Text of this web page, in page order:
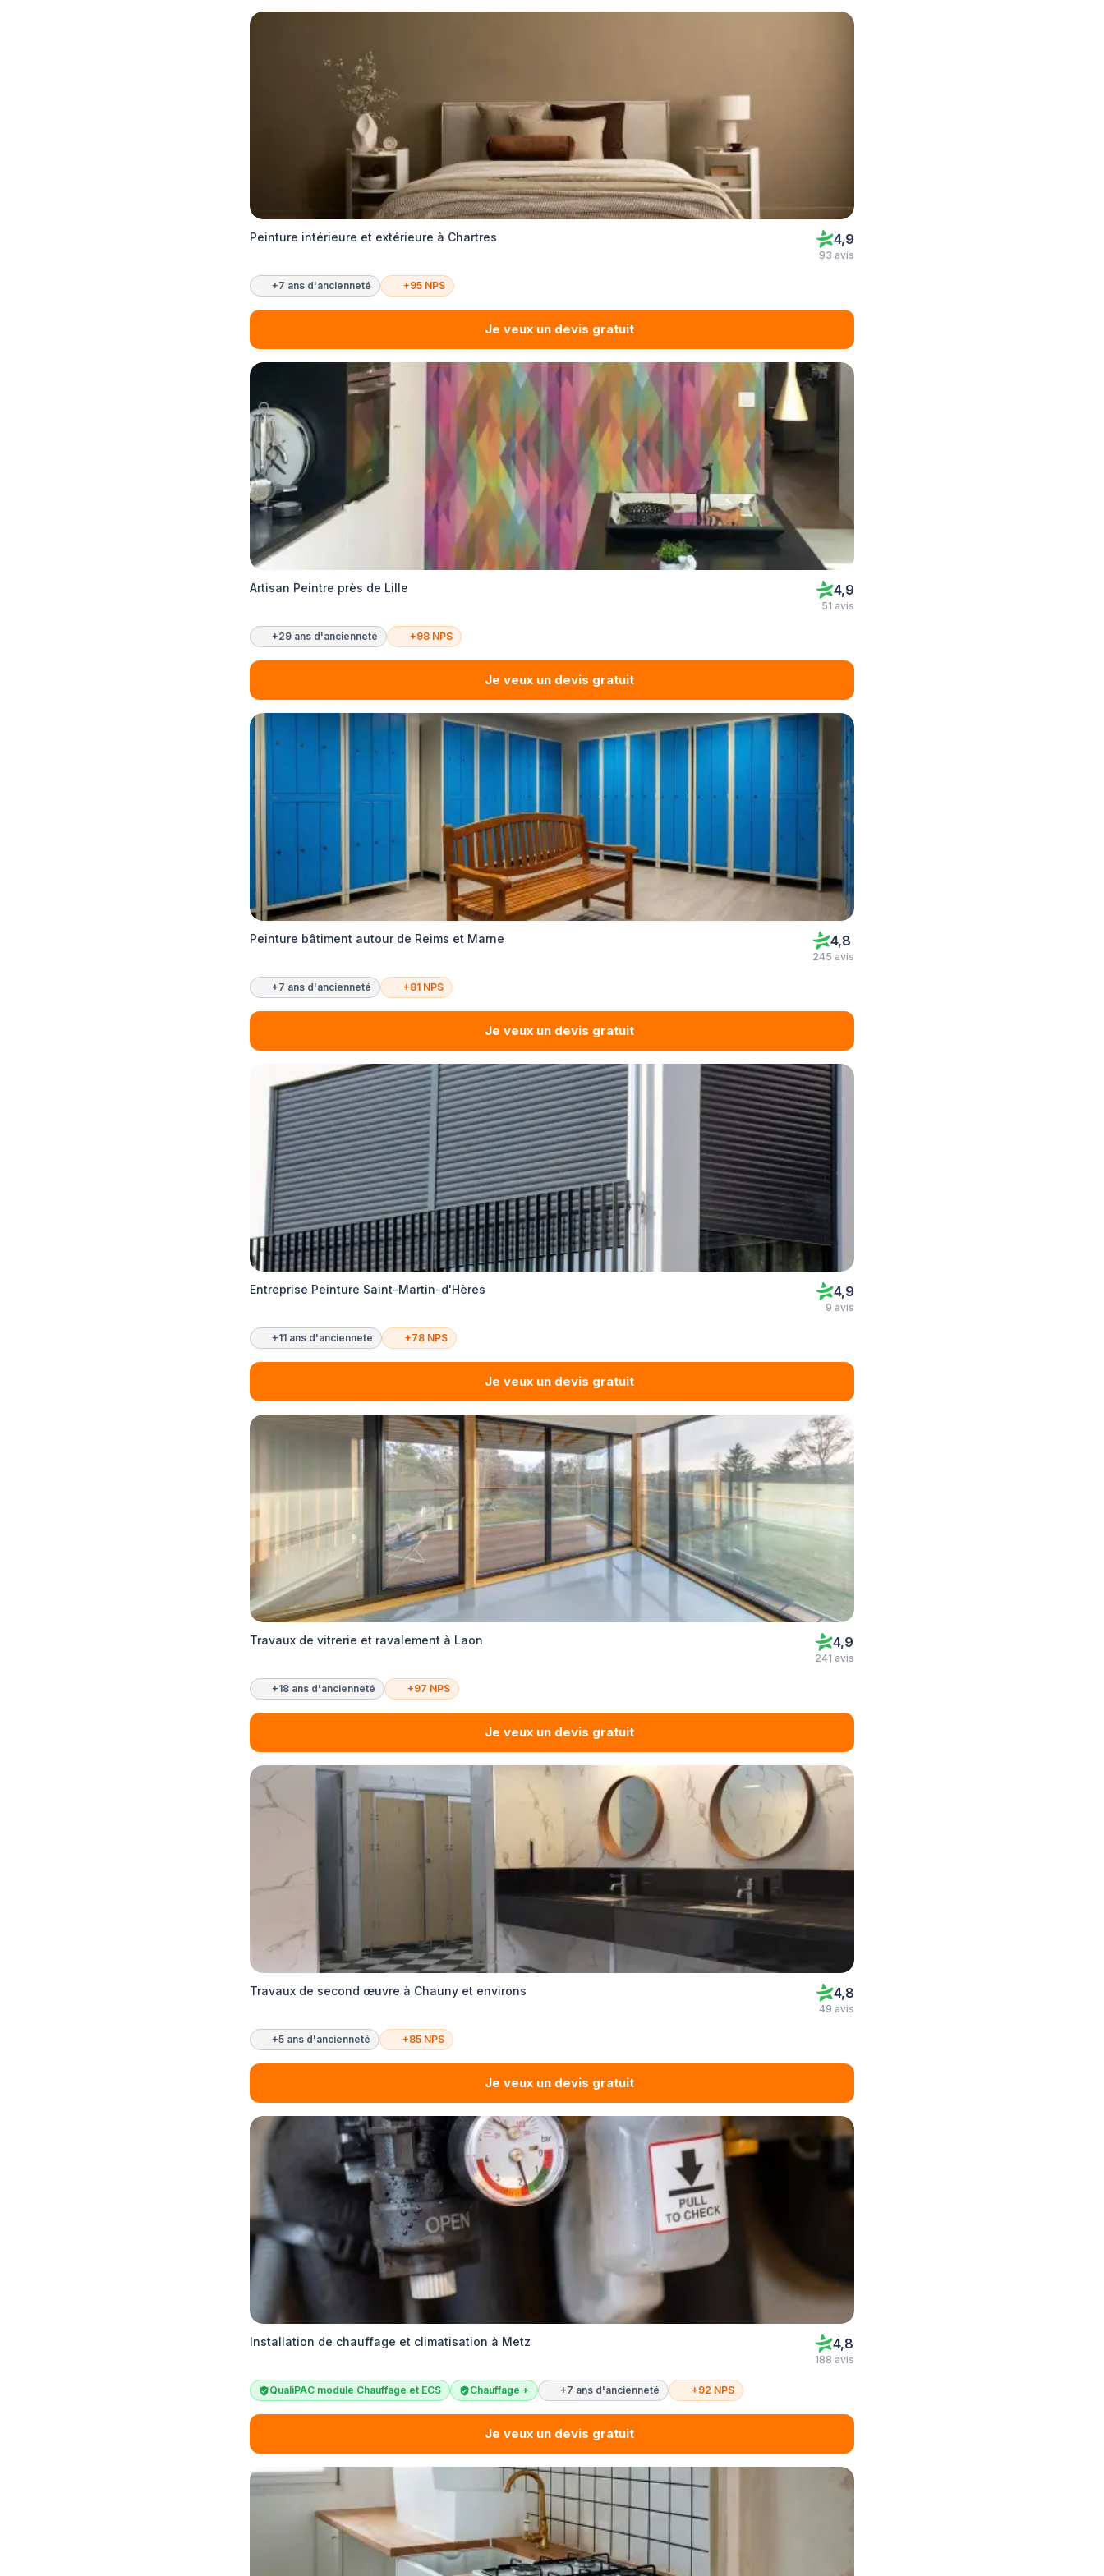
Peinture intérieure et extérieure à Chartres 4,9
93 avis
+7 ans d'ancienneté +95 NPS
Je veux un devis gratuit
Artisan Peintre près de Lille 4,9
51 avis
+29 ans d'ancienneté +98 NPS
Je veux un devis gratuit
Peinture bâtiment autour de Reims et Marne 4,8
245 avis
+7 ans d'ancienneté +81 NPS
Je veux un devis gratuit
Entreprise Peinture Saint-Martin-d'Hères 4,9
9 avis
+11 ans d'ancienneté +78 NPS
Je veux un devis gratuit
Travaux de vitrerie et ravalement à Laon 4,9
241 avis
+18 ans d'ancienneté +97 NPS
Je veux un devis gratuit
Travaux de second œuvre à Chauny et environs 4,8
49 avis
+5 ans d'ancienneté +85 NPS
Je veux un devis gratuit
Installation de chauffage et climatisation à Metz 4,8
188 avis
QualiPAC module Chauffage et ECS Chauffage + +7 ans d'ancienneté +92 NPS
Je veux un devis gratuit